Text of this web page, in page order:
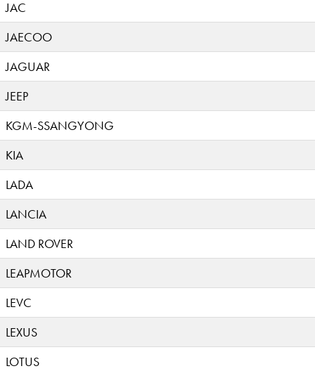
JAC
JAECOO
JAGUAR
JEEP
KGM-SSANGYONG
KIA
LADA
LANCIA
LAND ROVER
LEAPMOTOR
LEVC
LEXUS
LOTUS